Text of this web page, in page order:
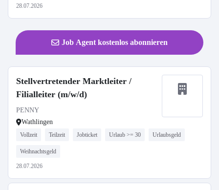
28.07.2026
Job Agent kostenlos abonnieren
Stellvertretender Marktleiter /
Filialleiter (m/w/d)
PENNY
Wathlingen
Vollzeit Teilzeit Jobticket Urlaub >= 30 Urlaubsgeld
Weihnachtsgeld
28.07.2026